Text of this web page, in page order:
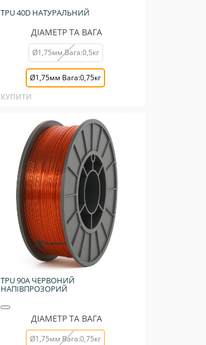
TPU 40D НАТУРАЛЬНИЙ
ДІАМЕТР ТА ВАГА
Ø1,75мм Вага:0,5кг
Ø1,75мм Вага:0,75кг
КУПИТИ
TPU 90A ЧЕРВОНИЙ
НАПІВПРОЗОРИЙ
ДІАМЕТР ТА ВАГА
Ø1,75мм Вага:0,75кг